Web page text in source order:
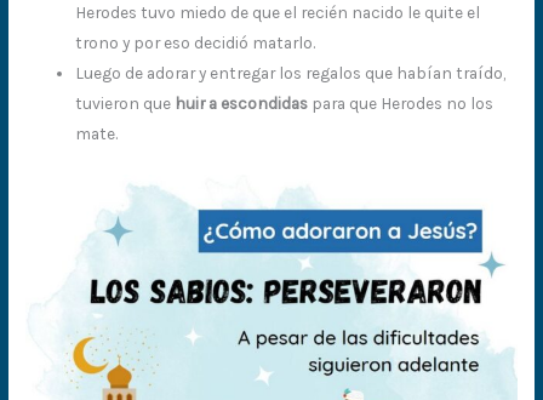
Herodes tuvo miedo de que el recién nacido le quite el
trono y por eso decidió matarlo.
Luego de adorar y entregar los regalos que habían traído,
tuvieron que huir a escondidas para que Herodes no los
mate.